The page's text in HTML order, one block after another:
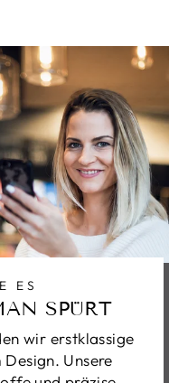
ES
SPÜRT
wir erstklassige
Unsere